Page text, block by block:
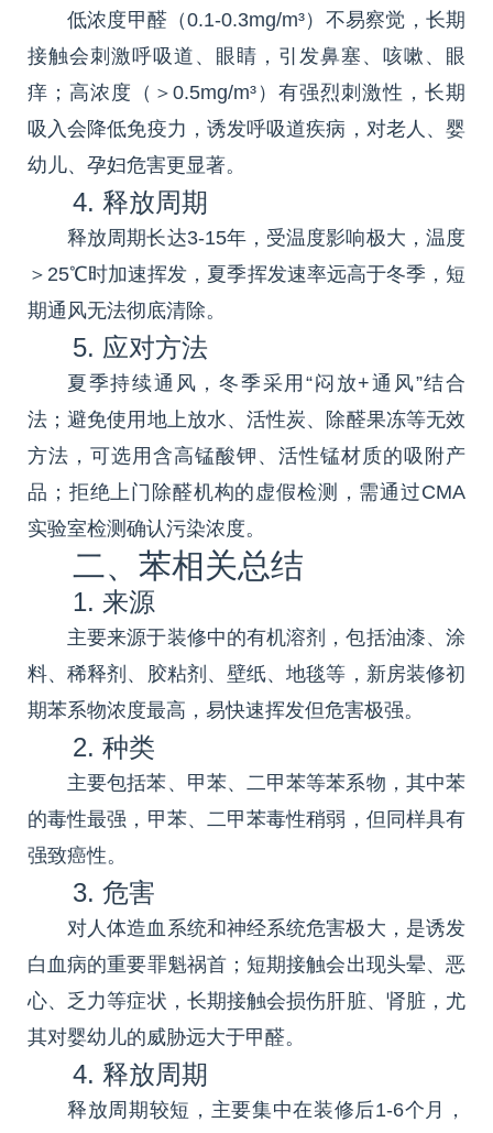
低浓度甲醛（0.1-0.3mg/m³）不易察觉，长期
接触会刺激呼吸道、眼睛，引发鼻塞、咳嗽、眼
痒；高浓度（＞0.5mg/m³）有强烈刺激性，长期
吸入会降低免疫力，诱发呼吸道疾病，对老人、婴
幼儿、孕妇危害更显著。
4. 释放周期
释放周期长达3-15年，受温度影响极大，温度
＞25℃时加速挥发，夏季挥发速率远高于冬季，短
期通风无法彻底清除。
5. 应对方法
夏季持续通风，冬季采用“闷放+通风”结合
法；避免使用地上放水、活性炭、除醛果冻等无效
方法，可选用含高锰酸钾、活性锰材质的吸附产
品；拒绝上门除醛机构的虚假检测，需通过CMA
实验室检测确认污染浓度。
二、苯相关总结
1. 来源
主要来源于装修中的有机溶剂，包括油漆、涂
料、稀释剂、胶粘剂、壁纸、地毯等，新房装修初
期苯系物浓度最高，易快速挥发但危害极强。
2. 种类
主要包括苯、甲苯、二甲苯等苯系物，其中苯
的毒性最强，甲苯、二甲苯毒性稍弱，但同样具有
强致癌性。
3. 危害
对人体造血系统和神经系统危害极大，是诱发
白血病的重要罪魁祸首；短期接触会出现头晕、恶
心、乏力等症状，长期接触会损伤肝脏、肾脏，尤
其对婴幼儿的威胁远大于甲醛。
4. 释放周期
释放周期较短，主要集中在装修后1-6个月，